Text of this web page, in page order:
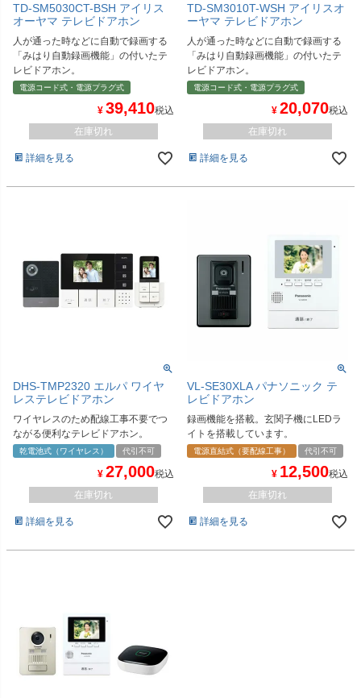
TD-SM5030CT-BSH アイリス
オーヤマ テレビドアホン
人が通った時などに自動で録画する
「みはり自動録画機能」の付いたテ
レビドアホン。
電源コード式・電源プラグ式
¥ 39,410税込
在庫切れ
詳細を見る
TD-SM3010T-WSH アイリスオ
ーヤマ テレビドアホン
人が通った時などに自動で録画する
「みはり自動録画機能」の付いたテ
レビドアホン。
電源コード式・電源プラグ式
¥ 20,070税込
在庫切れ
詳細を見る
DHS-TMP2320 エルパ ワイヤ
レステレビドアホン
ワイヤレスのため配線工事不要でつ
ながる便利なテレビドアホン。
乾電池式（ワイヤレス） 代引不可
¥ 27,000税込
在庫切れ
詳細を見る
VL-SE30XLA パナソニック テ
レビドアホン
録画機能を搭載。玄関子機にLEDラ
イトを搭載しています。
電源直結式（要配線工事） 代引不可
¥ 12,500税込
在庫切れ
詳細を見る